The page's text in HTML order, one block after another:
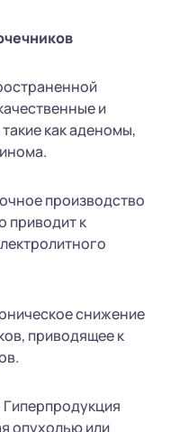
и
как аденомы,
производство
приводит к
снижение
приводящее к
опухолью или